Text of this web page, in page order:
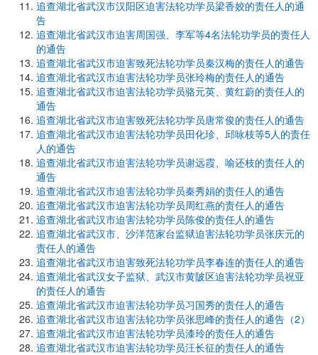
追查湖北省武汉市汉阳区迫害法轮功学员梁香姣的责任人的通
告
追查湖北省武汉市迫害周国强、李军等4名法轮功学员的责任人
的通告
追查湖北省武汉市迫害致死法轮功学员秦汉梅的责任人的通告
追查湖北省武汉市迫害法轮功学员张玲梅的责任人的通告
追查湖北省武汉市迫害法轮功学员骆元英、黄红蔚的责任人的
通告
追查湖北省武汉市迫害致死法轮功学员唐常俊的责任人的通告
追查湖北省武汉市迫害法轮功学员田化珍、邱咏枝等5人的责任
人的通告
追查湖北省武汉市迫害法轮功学员谢远霞、喻还枝的责任人的
通告
追查湖北省武汉市迫害法轮功学员秦秀娟的责任人的通告
追查湖北省武汉市迫害法轮功学员周红燕的责任人的通告
追查湖北省武汉市迫害法轮功学员陈俊的责任人的通告
追查湖北省武汉市、沙洋范家台监狱迫害法轮功学员张庆元的
责任人的通告
追查湖北省武汉市迫害致死法轮功学员李春连的责任人的通告
追查湖北省武汉女子监狱、武汉市黄陂区迫害法轮功学员祝亚
的责任人的通告
追查湖北省武汉市迫害法轮功学员习国秀的责任人的通告
追查湖北省武汉市迫害法轮功学员张思峰的责任人的通告（2）
追查湖北省武汉市迫害法轮功学员漆玲的责任人的通告
追查湖北省武汉市迫害法轮功学员汪长征的责任人的通告